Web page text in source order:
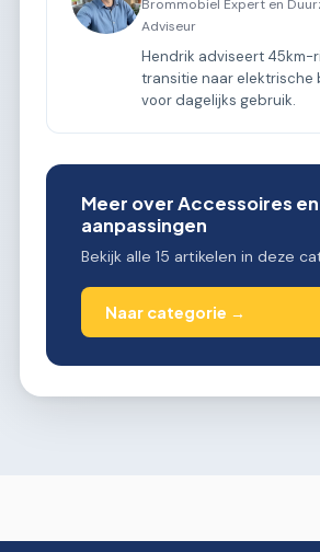
Brommobiel Expert en
Adviseur
Hendrik adviseert 45km-
transitie naar elektrische
voor dagelijks gebruik.
Meer over Accessoires en
aanpassingen
Bekijk alle 15 artikelen in deze
Naar categorie →